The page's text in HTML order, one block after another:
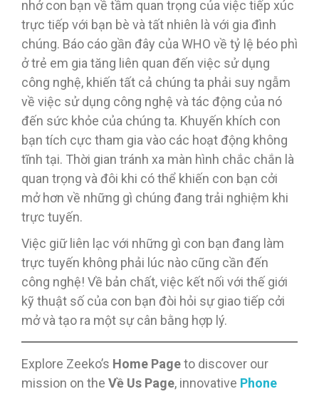
nhở con bạn về tầm quan trọng của việc tiếp xúc
trực tiếp với bạn bè và tất nhiên là với gia đình
chúng. Báo cáo gần đây của WHO về tỷ lệ béo phì
ở trẻ em gia tăng liên quan đến việc sử dụng
công nghệ, khiến tất cả chúng ta phải suy ngẫm
về việc sử dụng công nghệ và tác động của nó
đến sức khỏe của chúng ta. Khuyến khích con
bạn tích cực tham gia vào các hoạt động không
tĩnh tại. Thời gian tránh xa màn hình chắc chắn là
quan trọng và đôi khi có thể khiến con bạn cởi
mở hơn về những gì chúng đang trải nghiệm khi
trực tuyến.
Việc giữ liên lạc với những gì con bạn đang làm
trực tuyến không phải lúc nào cũng cần đến
công nghệ! Về bản chất, việc kết nối với thế giới
kỹ thuật số của con bạn đòi hỏi sự giao tiếp cởi
mở và tạo ra một sự cân bằng hợp lý.
Explore Zeeko’s Home Pageto discover our
mission on the Về Us Page, innovative Phone